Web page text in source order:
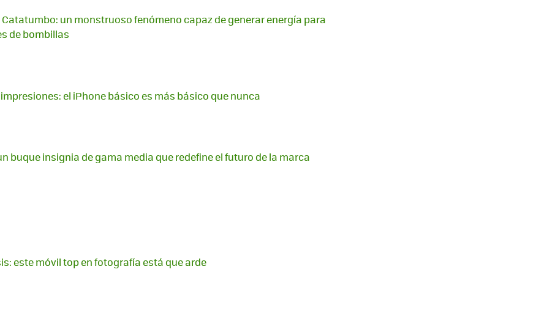
un monstruoso fenómeno capaz de generar energía para
de bombillas
el iPhone básico es más básico que nunca
buque insignia de gama media que redefine el futuro de la marca
este móvil top en fotografía está que arde